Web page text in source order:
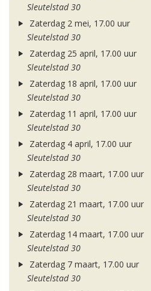
Sleutelstad 30
Zaterdag 2 mei, 17.00 uur
Sleutelstad 30
Zaterdag 25 april, 17.00 uur
Sleutelstad 30
Zaterdag 18 april, 17.00 uur
Sleutelstad 30
Zaterdag 11 april, 17.00 uur
Sleutelstad 30
Zaterdag 4 april, 17.00 uur
Sleutelstad 30
Zaterdag 28 maart, 17.00 uur
Sleutelstad 30
Zaterdag 21 maart, 17.00 uur
Sleutelstad 30
Zaterdag 14 maart, 17.00 uur
Sleutelstad 30
Zaterdag 7 maart, 17.00 uur
Sleutelstad 30